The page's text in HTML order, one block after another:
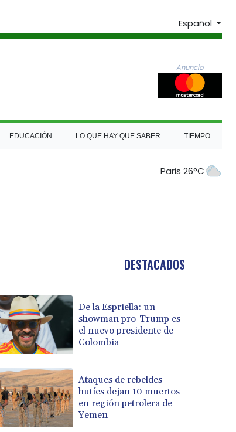
Español
Anuncio
EDUCACIÓN LO QUE HAY QUE SABER TIEMPO
Paris 26°C
DESTACADOS
De la Espriella: un
showman pro-Trump es
el nuevo presidente de
Colombia
Ataques de rebeldes
hutíes dejan 10 muertos
en región petrolera de
Yemen